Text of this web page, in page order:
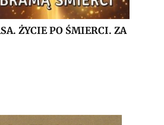
ŻYCIE PO ŚMIERCI. ZA